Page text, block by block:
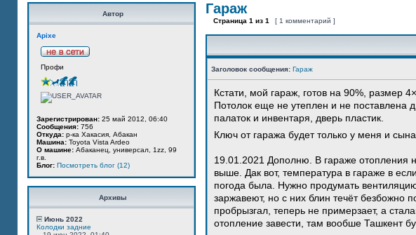
Автор
Apixe
Профи
Зарегистрирован: 25 май 2012, 06:40
Сообщения: 756
Откуда: р-ка Хакасия, Абакан
Машина: Toyota Vista Ardeo
О машине: Абаканец, универсал, 1zz, 99
г.в.
Блог: Посмотреть блог (12)
Архивы
Июнь 2022
Колодки задние
Гараж
Страница 1 из 1 [ 1 комментарий ]
Заголовок сообщения: Гараж
Кстати, мой гараж, готов на 90%, размер
Потолок еще не утеплен и не поставлена
палаток и инвентаря, дверь пластик.
Ключ от гаража будет только у меня и
19.01.2021 Дополню. В гараже отопления
выше. Дак вот, температура в гараже в
погода была. Нужно продумать
заржавеют, но с них блин течёт безбожно
пробрызгал, теперь не примерзает, а
отопление завести, там вообше Ташкент